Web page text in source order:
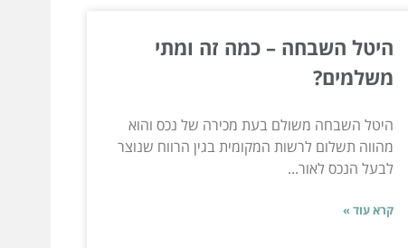
היטל השבחה – כמה זה ומתי
משלמים?
היטל השבחה משולם בעת מכירה של נכס והוא
מהווה תשלום לרשות המקומית בגין הרווח שנוצר
לבעל הנכס לאור...
קרא עוד »